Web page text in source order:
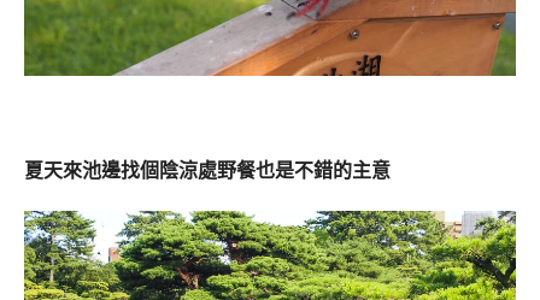
夏天來池邊找個陰涼處野餐也是不錯的主意